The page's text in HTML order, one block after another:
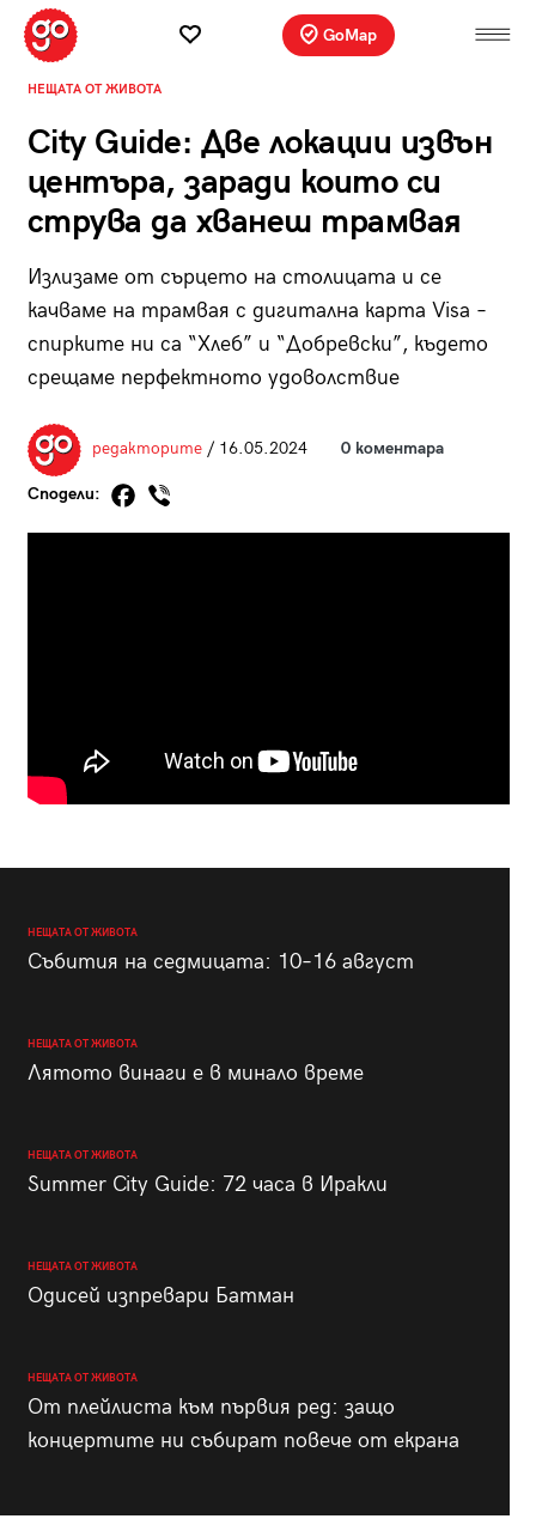
GoMap
НЕЩАТА ОТ ЖИВОТА
City Guide: Две локации извън
центъра, заради които си
струва да хванеш трамвая
Излизаме от сърцето на столицата и се
качваме на трамвая с дигитална карта Visa –
спирките ни са “Хлеб” и “Добревски”, където
срещаме перфектното удоволствие
редакторите/ 16.05.2024 0 коментара
Сподели:
НЕЩАТА ОТ ЖИВОТА
Събития на седмицата: 10–16 август
НЕЩАТА ОТ ЖИВОТА
Лятото винаги е в минало време
НЕЩАТА ОТ ЖИВОТА
Summer City Guide: 72 часа в Иракли
НЕЩАТА ОТ ЖИВОТА
Одисей изпревари Батман
НЕЩАТА ОТ ЖИВОТА
От плейлиста към първия ред: защо
концертите ни събират повече от екрана